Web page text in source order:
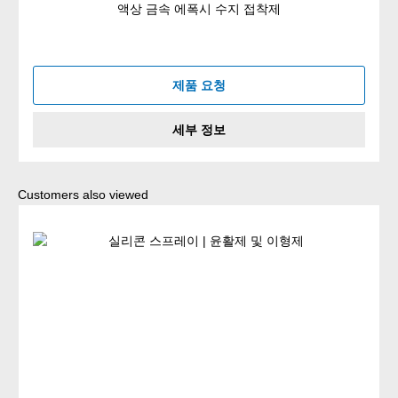
액상 금속 에폭시 수지 접착제
제품 요청
세부 정보
Skip product gallery
Customers also viewed